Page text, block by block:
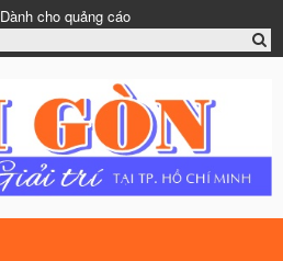
Dành cho quảng cáo